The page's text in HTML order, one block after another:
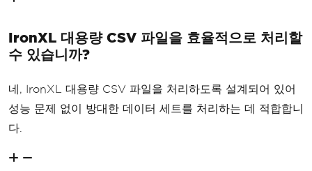
IronXL 대용량 CSV 파일을 효율적으로 처리할
수 있습니까?
네, IronXL 대용량 CSV 파일을 처리하도록 설계되어 있어
성능 문제 없이 방대한 데이터 세트를 처리하는 데 적합합니
다.